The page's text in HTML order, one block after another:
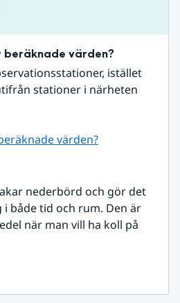
värden?
istället
stationer i närheten
värden?
nederbörd och gör det
både tid och rum. Den är
när man vill ha koll på